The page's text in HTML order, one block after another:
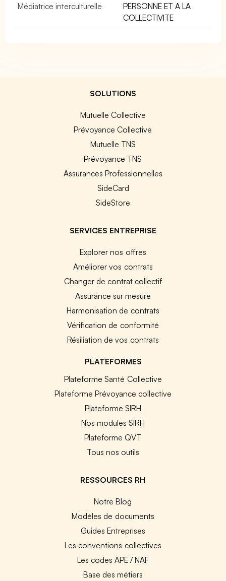
Médiatrice interculturelle
PERSONNE ET A LA
COLLECTIVITE
SOLUTIONS
Mutuelle Collective
Prévoyance Collective
Mutuelle TNS
Prévoyance TNS
Assurances Professionnelles
SideCard
SideStore
SERVICES ENTREPRISE
Explorer nos offres
Améliorer vos contrats
Changer de contrat collectif
Assurance sur mesure
Harmonisation de contrats
Vérification de conformité
Résiliation de vos contrats
PLATEFORMES
Plateforme Santé Collective
Plateforme Prévoyance collective
Plateforme SIRH
Nos modules SIRH
Plateforme QVT
Tous nos outils
RESSOURCES RH
Notre Blog
Modèles de documents
Guides Entreprises
Les conventions collectives
Les codes APE / NAF
Base des métiers